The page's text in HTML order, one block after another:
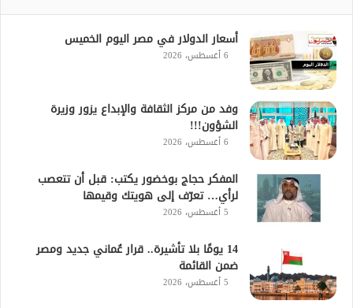
أسعار الدولار في مصر اليوم الخميس
6 أغسطس، 2026
وفد من مركز الثقافة والإبداع يزور وزيرة
الشؤون!!!
6 أغسطس، 2026
المفكر حجاج بوخضور يكتب: قبل أن تتعصب
لرأي… تعرّف إلى هويتك وقيمها
5 أغسطس، 2026
14 يومًا بلا تأشيرة.. قرار عُماني جديد ومصر
ضمن القائمة
5 أغسطس، 2026